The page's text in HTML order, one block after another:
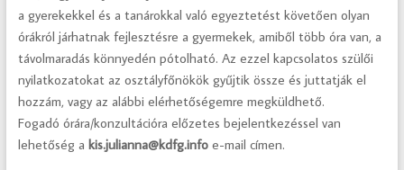
a gyerekekkel és a tanárokkal való egyeztetést követően olyan
órákról járhatnak fejlesztésre a gyermekek, amiből több óra van, a
távolmaradás könnyedén pótolható. Az ezzel kapcsolatos szülői
nyilatkozatokat az osztályfőnökök gyűjtik össze és juttatják el
hozzám, vagy az alábbi elérhetőségemre megküldhető.
Fogadó órára/konzultációra előzetes bejelentkezéssel van
lehetőség a kis.julianna@kdfg.infoe-mail címen.